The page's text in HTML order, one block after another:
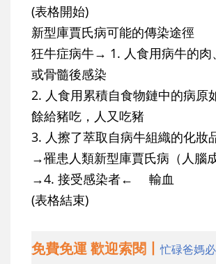
(表格開始)
新型庫賈氏病可能的傳染途徑
狂牛症病牛→ 1. 人食用病牛的肉
或骨髓後感染
2. 人食用累積自食物鏈中的病原
餘給豬吃，人又吃豬
3. 人擦了萃取自病牛組織的化妝
→罹患人類新型庫賈氏病（人腦
→4. 接受感染者← 輸血
(表格結束)
免費免運 歡迎索閱丨忙碌爸媽